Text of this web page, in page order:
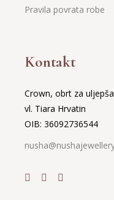
Pravila povrata robe
Kontakt
Crown, obrt za
vl. Tiara Hrvatin
OIB: 36092736544